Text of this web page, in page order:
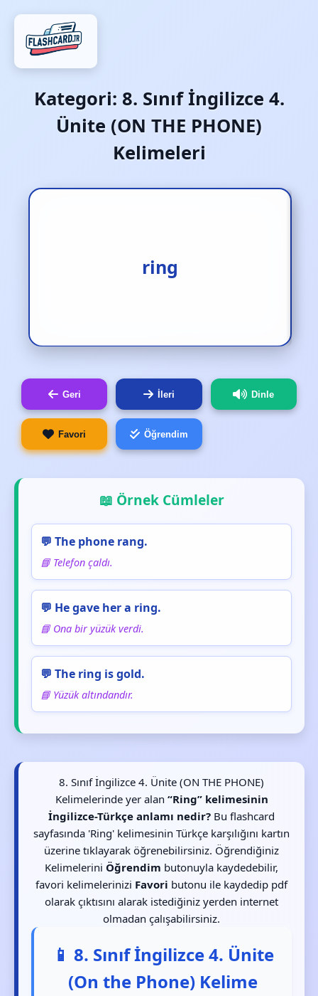
Kategori: 8. Sınıf İngilizce 4.
Ünite (ON THE PHONE)
Kelimeleri
ring
çalmak (telefon yada zil)
Geri İleri Dinle
Favori Öğrendim
📖 Örnek Cümleler
💬 The phone rang.
📘 Telefon çaldı.
💬 He gave her a ring.
📘 Ona bir yüzük verdi.
💬 The ring is gold.
📘 Yüzük altındandır.
8. Sınıf İngilizce 4. Ünite (ON THE PHONE)
Kelimelerinde yer alan “Ring” kelimesinin
İngilizce-Türkçe anlamı nedir? Bu flashcard
sayfasında 'Ring' kelimesinin Türkçe karşılığını kartın
üzerine tıklayarak öğrenebilirsiniz. Öğrendiğiniz
Kelimelerini Öğrendim butonuyla kaydedebilir,
favori kelimelerinizi Favori butonu ile kaydedip pdf
olarak çıktısını alarak istediğiniz yerden internet
olmadan çalışabilirsiniz.
📱 8. Sınıf İngilizce 4. Ünite
(On the Phone) Kelime